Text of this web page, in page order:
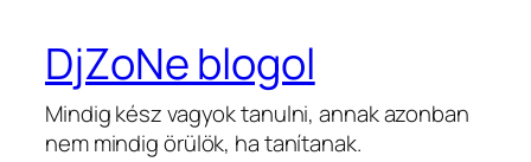
DjZoNe blogol
Mindig kész vagyok tanulni, annak azonban
nem mindig örülök, ha tanítanak.